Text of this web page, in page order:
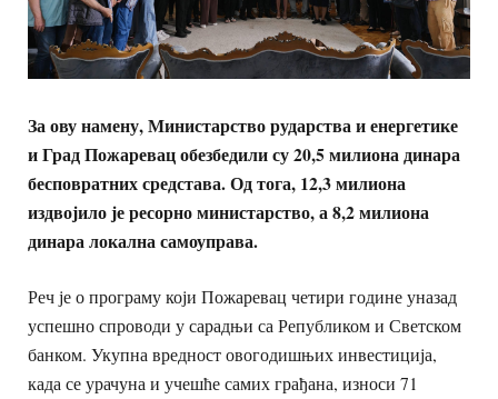
За ову намену, Министарство рударства и енергетике
и Град Пожаревац обезбедили су 20,5 милиона динара
бесповратних средстава. Од тога, 12,3 милиона
издвојило је ресорно министарство, а 8,2 милиона
динара локална самоуправа.
Реч је о програму који Пожаревац четири године уназад
успешно спроводи у сарадњи са Републиком и Светском
банком. Укупна вредност овогодишњих инвестиција,
када се урачуна и учешће самих грађана, износи 71